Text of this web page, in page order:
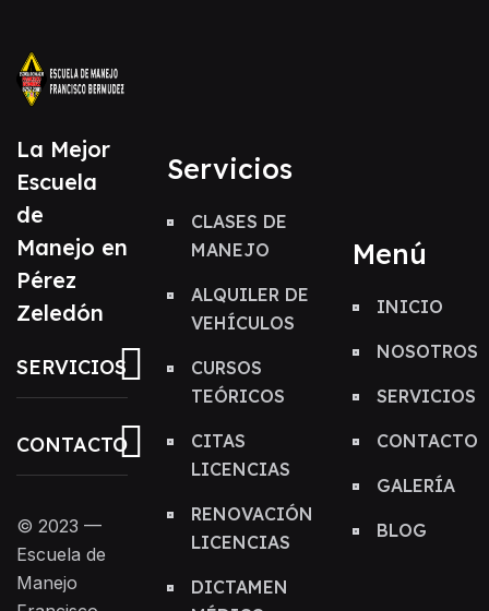
La Mejor
Escuela
de
Manejo en
Pérez
Zeledón
SERVICIOS
CONTACTO
© 2023 —
Escuela de
Manejo
Servicios
CLASES DE
MANEJO
ALQUILER DE
VEHÍCULOS
CURSOS
TEÓRICOS
CITAS
LICENCIAS
RENOVACIÓN
LICENCIAS
DICTAMEN
Menú
INICIO
NOSOTROS
SERVICIOS
CONTACTO
GALERÍA
BLOG